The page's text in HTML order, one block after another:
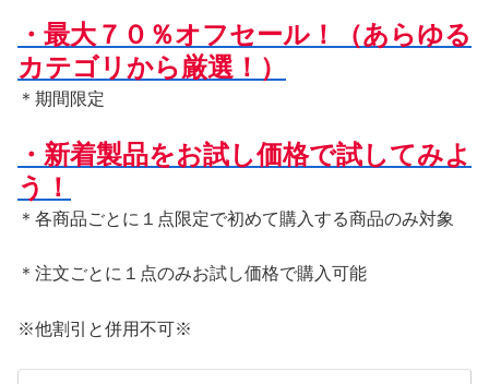
・最大７０％オフセール！（あらゆる
カテゴリから厳選！）
＊期間限定
・新着製品をお試し価格で試してみよ
う！
＊各商品ごとに１点限定で初めて購入する商品のみ対象
＊注文ごとに１点のみお試し価格で購入可能
※他割引と併用不可※